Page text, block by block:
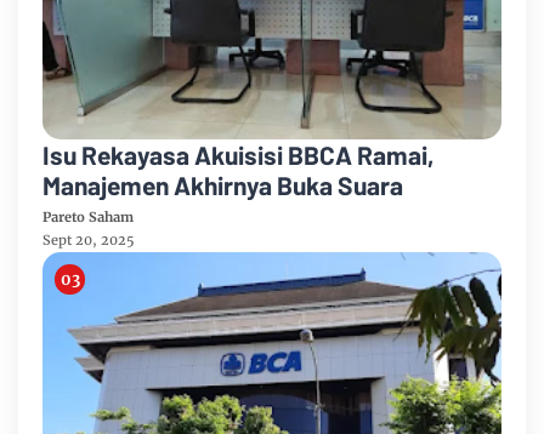
Isu Rekayasa Akuisisi BBCA Ramai,
Manajemen Akhirnya Buka Suara
Pareto Saham
Sept 20, 2025